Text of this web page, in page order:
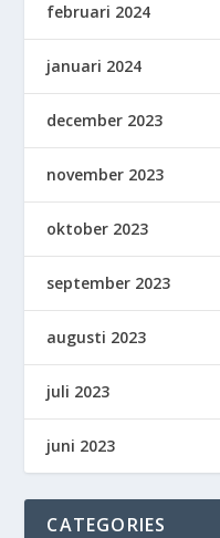
februari 2024
januari 2024
december 2023
november 2023
oktober 2023
september 2023
augusti 2023
juli 2023
juni 2023
CATEGORIES